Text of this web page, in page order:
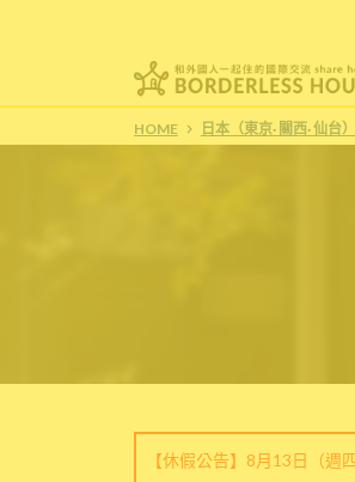
HOME 日本（東京· 關西· 仙
【休假公告】8月13日（週